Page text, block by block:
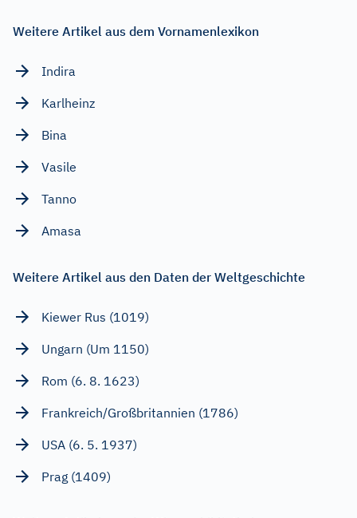
Weitere Artikel aus dem Vornamenlexikon
Indira
Karlheinz
Bina
Vasile
Tanno
Amasa
Weitere Artikel aus den Daten der Weltgeschichte
Kiewer Rus (1019)
Ungarn (Um 1150)
Rom (6. 8. 1623)
Frankreich/Großbritannien (1786)
USA (6. 5. 1937)
Prag (1409)